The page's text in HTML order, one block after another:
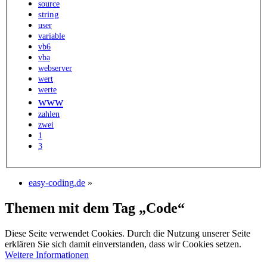
source
string
user
variable
vb6
vba
webserver
wert
werte
www
zahlen
zwei
1
3
easy-coding.de »
Themen mit dem Tag „Code“
Diese Seite verwendet Cookies. Durch die Nutzung unserer Seite
erklären Sie sich damit einverstanden, dass wir Cookies setzen.
Weitere Informationen